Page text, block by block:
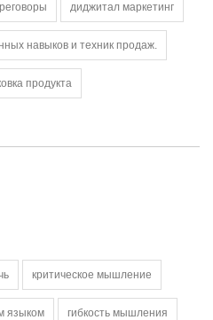
диджитал маркетинг
навыков и техник продаж.
продукта
критическое мышление
языком гибкость мышления